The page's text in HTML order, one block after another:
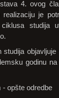
4. ovog
je
studija
studija
godinu
- opšte odredbe